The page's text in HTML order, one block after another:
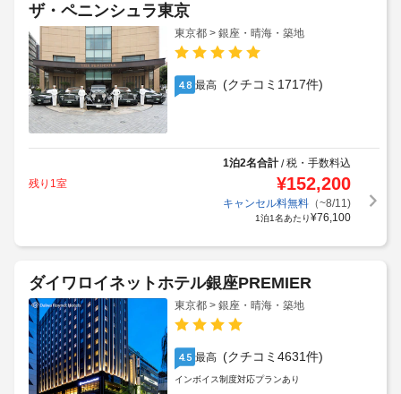
ザ・ペニンシュラ東京
東京都 > 銀座・晴海・築地
4.8 最高 (クチコミ1717件)
1泊2名合計/税・手数料込
残り1室
¥152,200
キャンセル料無料（~8/11)
1泊1名あたり¥76,100
ダイワロイネットホテル銀座PREMIER
東京都 > 銀座・晴海・築地
4.5 最高 (クチコミ4631件)
インボイス制度対応プランあり